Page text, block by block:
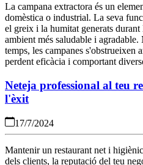
La campana extractora és un
domèstica o industrial. La seva
el greix i la humitat generats
ambient més saludable i
temps, les campanes s'obstrueixen
perdent eficàcia i comportant
Neteja professional al teu
l'èxit
17/7/2024
Mantenir un restaurant net i
dels clients, la reputació del teu